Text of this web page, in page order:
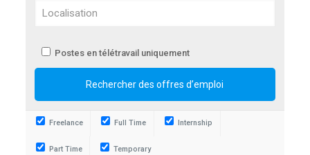
Postes en télétravail uniquement
Freelance Full Time Internship
Part Time Temporary